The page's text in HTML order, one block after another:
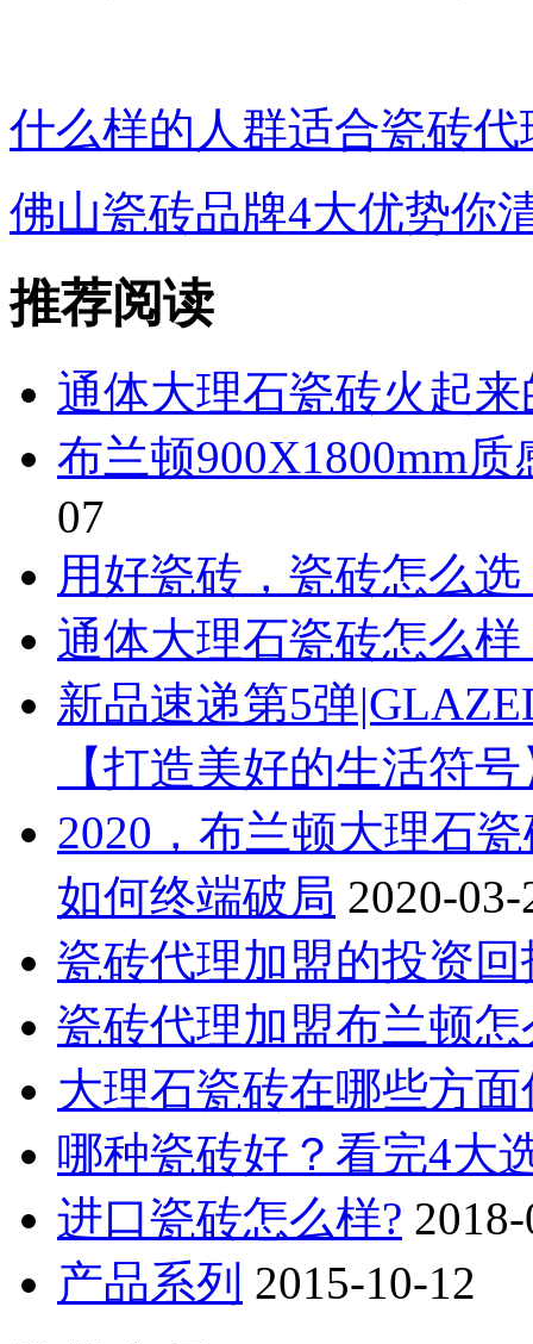
什么样的人群适合瓷砖
佛山瓷砖品牌4大优势你
推荐阅读
通体大理石瓷砖火起
布兰顿900X1800mm
07
用好瓷砖，瓷砖怎么选
通体大理石瓷砖怎么
新品速递第5弹
【打造美好的生活符
2020，布兰顿大理石
如何终端破局 2020-03-
瓷砖代理加盟的投资
瓷砖代理加盟布兰顿
大理石瓷砖在哪些方
哪种瓷砖好？看完4大
进口瓷砖怎么样?
产品系列 2015-10-12